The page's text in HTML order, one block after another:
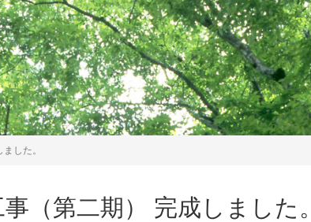
した。
（第二期） 完成しました。